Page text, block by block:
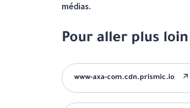
médias.
Pour aller plus loin
www-axa-com.cdn.prismic.io